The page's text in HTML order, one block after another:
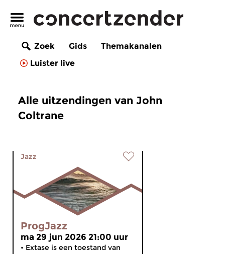
Zoek Gids
Themakanalen
Luister live
Alle uitzendingen van John
Coltrane
Jazz
ProgJazz
ma 29 jun 2026 21:00 uur
• Extase is een toestand van